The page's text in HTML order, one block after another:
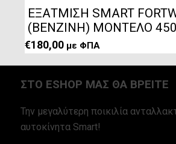
ΕΞΑΤΜΙΣΗ SMART
(ΒΕΝΖΙΝΗ) ΜΟΝΤΕΛΟ 450
€180,00 με ΦΠΑ
ΣΤΟ ESHOP ΜΑΣ ΘΑ ΒΡΕΙΤΕ
Την μεγαλύτερη ποικιλία
αυτοκίνητα Smart!